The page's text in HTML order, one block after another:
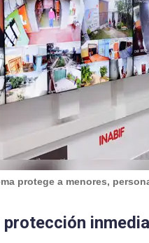
protege a menores,